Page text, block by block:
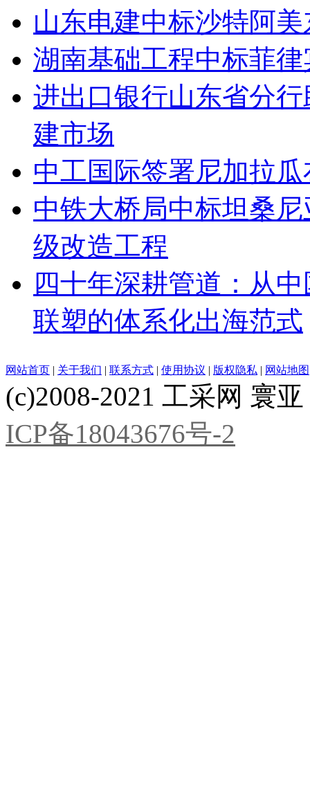
山东电建中标沙特阿
湖南基础工程中标菲
进出口银行山东省分
建市场
中工国际签署尼加拉
中铁大桥局中标坦桑
级改造工程
四十年深耕管道：从
联塑的体系化出海范式
网站首页 | 关于我们 | 联系方式 | 使用协议 | 版权隐私 | 网站地图
(c)2008-2021 工采网 寰
ICP备18043676号-2